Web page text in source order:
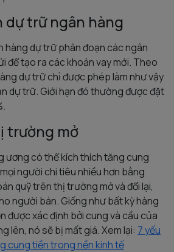
dự trữ ngân hàng
hàng dự trữ phân đoạn các ngân
để tạo ra các khoản vay mới. Theo
dự trữ chỉ được phép làm như vậy
dự trữ. Giới hạn đó thường được đặt
trường mở
ương có thể kích thích tăng cung
người chi tiêu nhiều hơn bằng
quỹ trên thị trường mở và đổi lại,
người bán. Giống như bất kỳ hàng
được xác định bởi cung và cầu của
lên, nó sẽ bị mất giá. Xem lại: 7 yếu
cung tiền trong nền kinh tế